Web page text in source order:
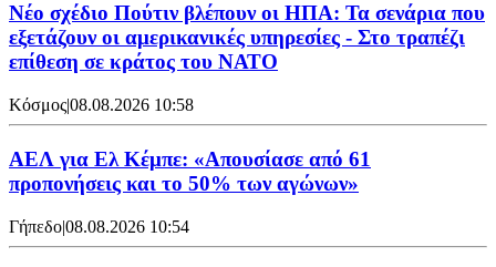
Νέο σχέδιο Πούτιν βλέπουν οι ΗΠΑ: Τα σενάρια που
εξετάζουν οι αμερικανικές υπηρεσίες - Στο τραπέζι
επίθεση σε κράτος του ΝΑΤΟ
Κόσμος|08.08.2026 10:58
ΑΕΛ για Ελ Κέμπε: «Απουσίασε από 61
προπονήσεις και το 50% των αγώνων»
Γήπεδο|08.08.2026 10:54